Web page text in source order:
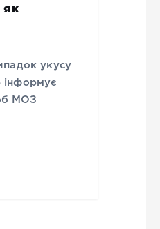
як
укусу
інформує
МОЗ